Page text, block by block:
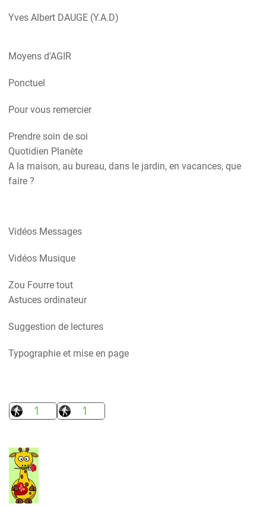
Yves Albert DAUGE (Y.A.D)
Moyens d'AGIR
Ponctuel
Pour vous remercier
Prendre soin de soi
Quotidien Planète
A la maison, au bureau, dans le jardin, en vacances, que
faire ?
Vidéos Messages
Vidéos Musique
Zou Fourre tout
Astuces ordinateur
Suggestion de lectures
Typographie et mise en page